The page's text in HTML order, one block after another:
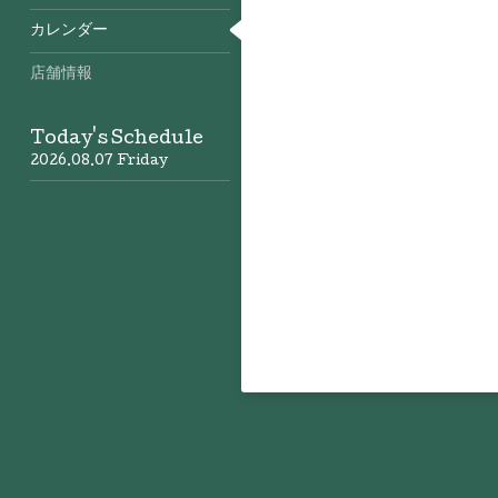
カレンダー
店舗情報
Today's Schedule
2026.08.07 Friday